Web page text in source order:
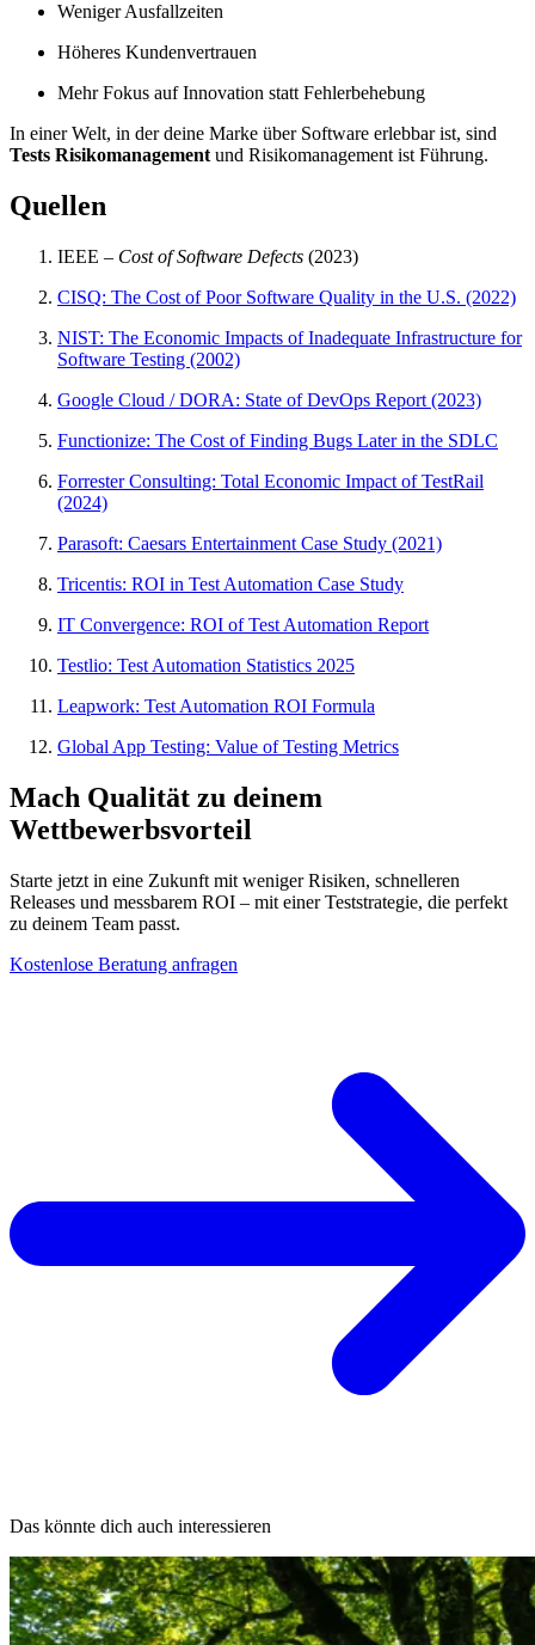
Weniger Ausfallzeiten
Höheres Kundenvertrauen
Mehr Fokus auf Innovation statt Fehlerbehebung
In einer Welt, in der deine Marke über Software erlebbar ist, sind
Tests Risikomanagement und Risikomanagement ist Führung.
Quellen
IEEE – Cost of Software Defects (2023)
CISQ: The Cost of Poor Software Quality in the U.S. (2022)
NIST: The Economic Impacts of Inadequate Infrastructure for
Software Testing (2002)
Google Cloud / DORA: State of DevOps Report (2023)
Functionize: The Cost of Finding Bugs Later in the SDLC
Forrester Consulting: Total Economic Impact of TestRail
(2024)
Parasoft: Caesars Entertainment Case Study (2021)
Tricentis: ROI in Test Automation Case Study
IT Convergence: ROI of Test Automation Report
Testlio: Test Automation Statistics 2025
Leapwork: Test Automation ROI Formula
Global App Testing: Value of Testing Metrics
Mach Qualität zu deinem
Wettbewerbsvorteil
Starte jetzt in eine Zukunft mit weniger Risiken, schnelleren
Releases und messbarem ROI – mit einer Teststrategie, die perfekt
zu deinem Team passt.
Kostenlose Beratung anfragen
Das könnte dich auch interessieren